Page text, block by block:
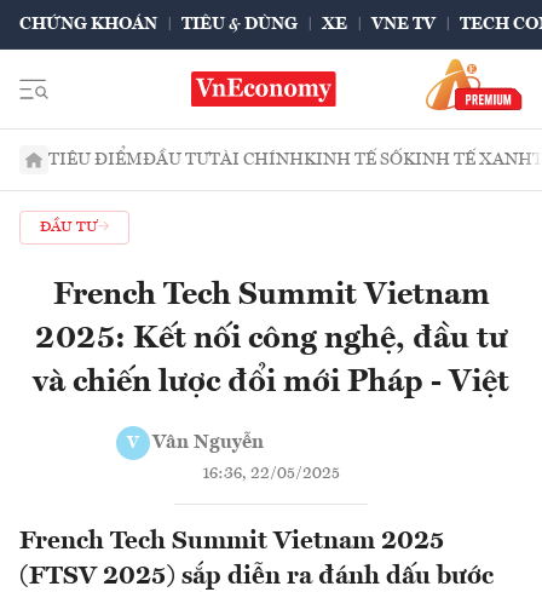
CHỨNG KHOÁN TIÊU & DÙNG XE VNE TV TECH
TIÊU ĐIỂMĐẦU TƯTÀI CHÍNHKINH TẾ SỐKINH TẾ XANH
ĐẦU TƯ
French Tech Summit Vietnam
2025: Kết nối công nghệ, đầu tư
và chiến lược đổi mới Pháp - Việt
V Vân Nguyễn
16:36, 22/05/2025
French Tech Summit Vietnam 2025
(FTSV 2025) sắp diễn ra đánh dấu bước